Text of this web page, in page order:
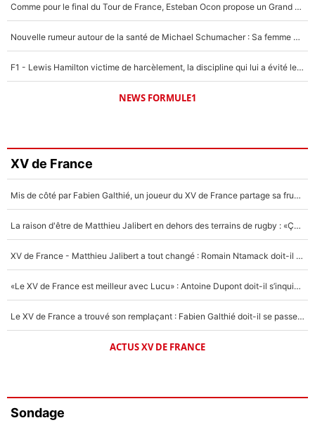
Comme pour le final du Tour de France, Esteban Ocon propose un Grand Prix de Formule 1 à Paris : «Autour de l’Arc de Triomphe, ce serait génial» !
Nouvelle rumeur autour de la santé de Michael Schumacher : Sa femme Corinna sort du silence
F1 - Lewis Hamilton victime de harcèlement, la discipline qui lui a évité le pire : «J'aurais probablement mal tourné»
NEWS FORMULE1
XV de France
Mis de côté par Fabien Galthié, un joueur du XV de France partage sa frustration : «ils ne me l’ont pas dit tout de suite»
La raison d'être de Matthieu Jalibert en dehors des terrains de rugby : «Ça m'atteint autant que si tu touches à un membre de ma famille»
XV de France - Matthieu Jalibert a tout changé : Romain Ntamack doit-il s’inquiéter pour sa place à un an de la Coupe du monde ?
«Le XV de France est meilleur avec Lucu» : Antoine Dupont doit-il s’inquiéter pour sa place ?
Le XV de France a trouvé son remplaçant : Fabien Galthié doit-il se passer d'Antoine Dupont ?
ACTUS XV DE FRANCE
Sondage